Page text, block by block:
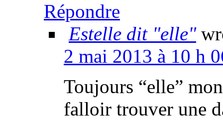
Répondre
Estelle dit "elle"
2 mai 2013 à 10 h
Toujours “elle”
falloir trouver une